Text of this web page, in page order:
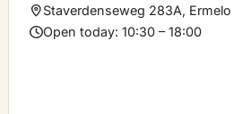
Staverdenseweg 283A, Ermelo
Open today: 10:30 – 18:00